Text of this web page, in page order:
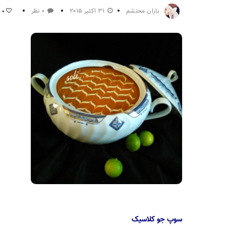
باران محتشم 31 اکتبر 2015 0 نظر 0
سوپ جو کلاسیک